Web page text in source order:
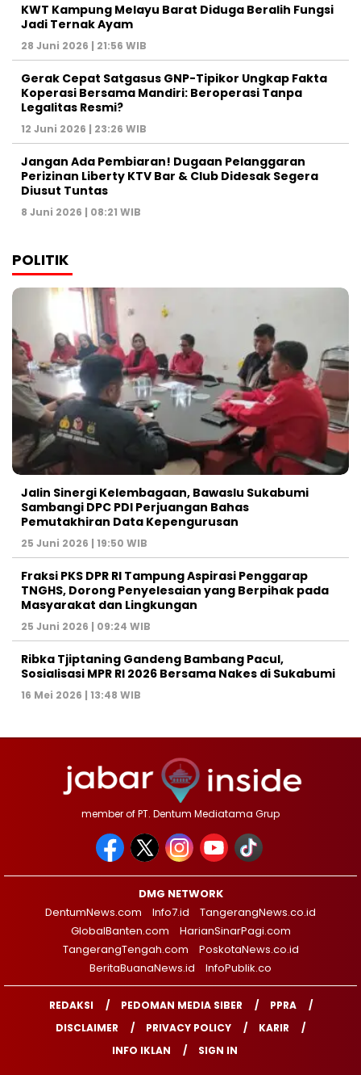
KWT Kampung Melayu Barat Diduga Beralih Fungsi
Jadi Ternak Ayam
28 Juni 2026 | 21:56 WIB
Gerak Cepat Satgasus GNP-Tipikor Ungkap Fakta
Koperasi Bersama Mandiri: Beroperasi Tanpa
Legalitas Resmi?
12 Juni 2026 | 23:26 WIB
Jangan Ada Pembiaran! Dugaan Pelanggaran
Perizinan Liberty KTV Bar & Club Didesak Segera
Diusut Tuntas
8 Juni 2026 | 08:21 WIB
POLITIK
Jalin Sinergi Kelembagaan, Bawaslu Sukabumi
Sambangi DPC PDI Perjuangan Bahas
Pemutakhiran Data Kepengurusan
25 Juni 2026 | 19:50 WIB
‎Fraksi PKS DPR RI Tampung Aspirasi Penggarap
TNGHS, Dorong Penyelesaian yang Berpihak pada
Masyarakat dan Lingkungan‎
25 Juni 2026 | 09:24 WIB
Ribka Tjiptaning Gandeng Bambang Pacul,
Sosialisasi MPR RI 2026 Bersama Nakes di Sukabumi
16 Mei 2026 | 13:48 WIB
member of PT. Dentum Mediatama Grup
DMG NETWORK
DentumNews.com
Info7.id
TangerangNews.co.id
GlobalBanten.com
HarianSinarPagi.com
TangerangTengah.com
PoskotaNews.co.id
BeritaBuanaNews.id
InfoPublik.co
REDAKSI PEDOMAN MEDIA SIBER
PPRA
DISCLAIMER
PRIVACY POLICY
KARIR
INFO IKLAN
SIGN IN